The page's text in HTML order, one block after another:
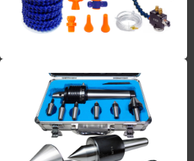
Винты torx